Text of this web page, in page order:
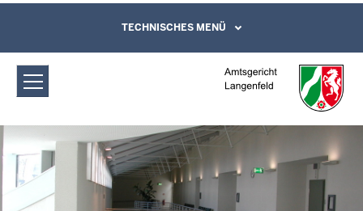
Amtsgericht Langenfeld:
Sitzungstermine
Direkt zum Inhalt
Leichte Sprache, Gebärdensprachenvideo
und Kontaktformular
TECHNISCHES MENÜ